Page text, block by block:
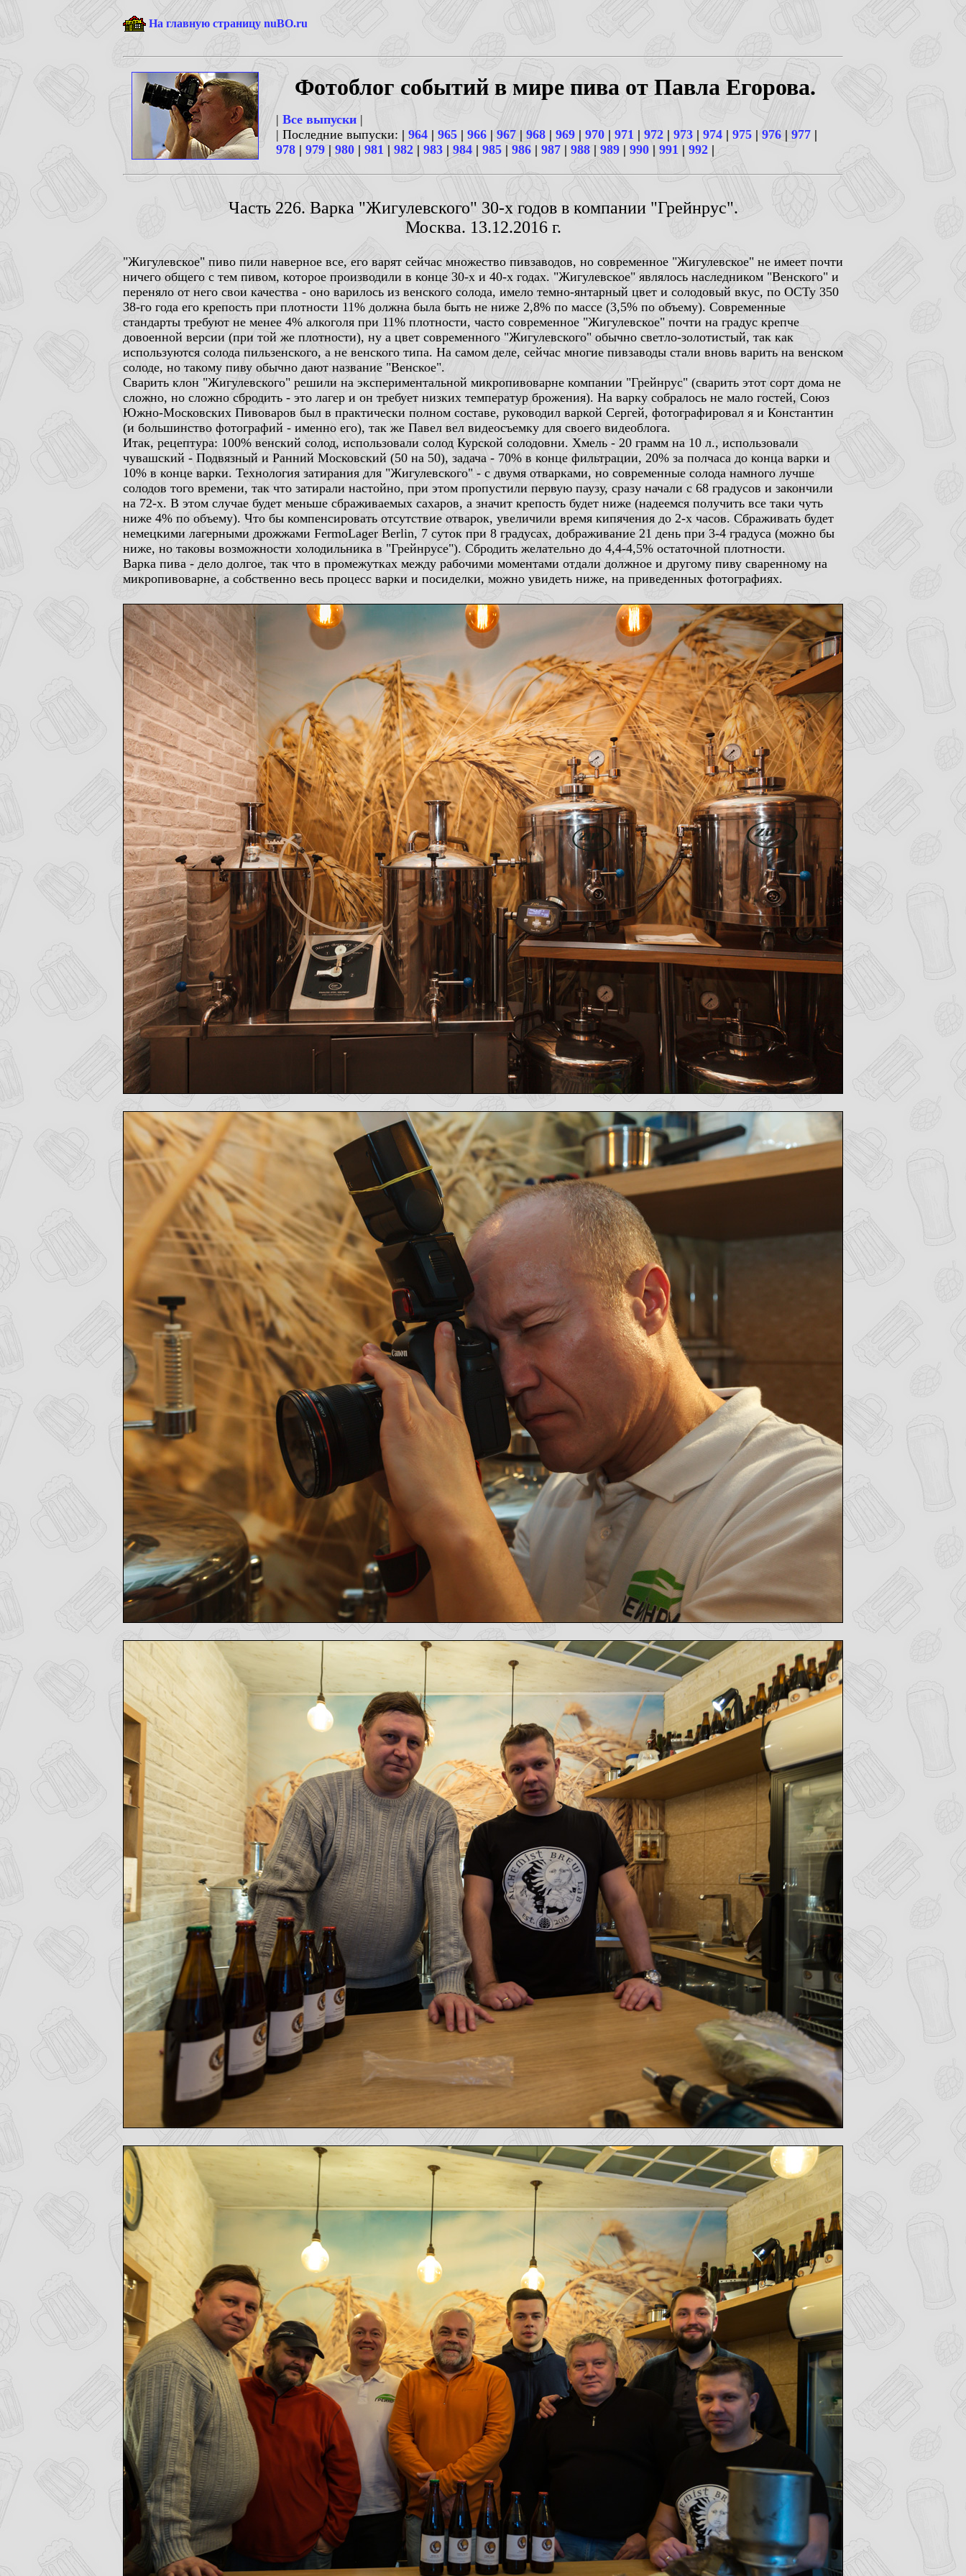
На главную страницу nuBO.ru
Фотоблог событий в мире пива от Павла Егорова.
| Все выпуски |
| Последние выпуски: | 964 | 965 | 966 | 967 | 968 | 969 | 970 | 971 | 972 | 973 | 974 | 975 | 976 | 977 |
978 | 979 | 980 | 981 | 982 | 983 |984| 985 | 986 | 987 | 988| 989 | 990 | 991 | 992 |
Часть 226. Варка "Жигулевского" 30-х годов в компании "Грейнрус".
Москва. 13.12.2016 г.
"Жигулевское" пиво пили наверное все, его варят сейчас множество пивзаводов, но современное "Жигулевское" не имеет почти
ничего общего с тем пивом, которое производили в конце 30-х и 40-х годах. "Жигулевское" являлось наследником "Венского" и
переняло от него свои качества - оно варилось из венского солода, имело темно-янтарный цвет и солодовый вкус, по ОСТу 350
38-го года его крепость при плотности 11% должна была быть не ниже 2,8% по массе (3,5% по объему). Современные
стандарты требуют не менее 4% алкоголя при 11% плотности, часто современное "Жигулевское" почти на градус крепче
довоенной версии (при той же плотности), ну а цвет современного "Жигулевского" обычно светло-золотистый, так как
используются солода пильзенского, а не венского типа. На самом деле, сейчас многие пивзаводы стали вновь варить на венском
солоде, но такому пиву обычно дают название "Венское".
Сварить клон "Жигулевского" решили на экспериментальной микропивоварне компании "Грейнрус" (сварить этот сорт дома не
сложно, но сложно сбродить - это лагер и он требует низких температур брожения). На варку собралось не мало гостей, Союз
Южно-Московских Пивоваров был в практически полном составе, руководил варкой Сергей, фотографировал я и Константин
(и большинство фотографий - именно его), так же Павел вел видеосъемку для своего видеоблога.
Итак, рецептура: 100% венский солод, использовали солод Курской солодовни. Хмель - 20 грамм на 10 л., использовали
чувашский - Подвязный и Ранний Московский (50 на 50), задача - 70% в конце фильтрации, 20% за полчаса до конца варки и
10% в конце варки. Технология затирания для "Жигулевского" - с двумя отварками, но современные солода намного лучше
солодов того времени, так что затирали настойно, при этом пропустили первую паузу, сразу начали с 68 градусов и закончили
на 72-х. В этом случае будет меньше сбраживаемых сахаров, а значит крепость будет ниже (надеемся получить все таки чуть
ниже 4% по объему). Что бы компенсировать отсутствие отварок, увеличили время кипячения до 2-х часов. Сбраживать будет
немецкими лагерными дрожжами FermoLager Berlin, 7 суток при 8 градусах, дображивание 21 день при 3-4 градуса (можно бы
ниже, но таковы возможности холодильника в "Грейнрусе"). Сбродить желательно до 4,4-4,5% остаточной плотности.
Варка пива - дело долгое, так что в промежутках между рабочими моментами отдали должное и другому пиву сваренному на
микропивоварне, а собственно весь процесс варки и посиделки, можно увидеть ниже, на приведенных фотографиях.